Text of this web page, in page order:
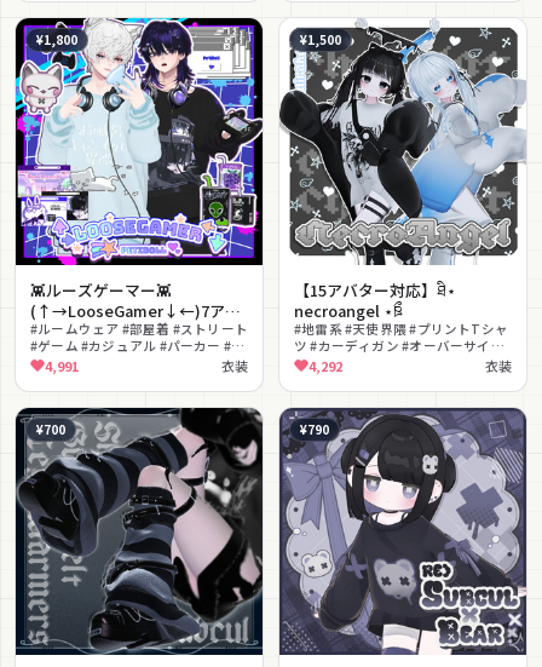
¥1,800
👾ルーズゲーマー👾
(↑→LooseGamer↓←)7アバ
ター対応
#ルームウェア #部屋着 #ストリート
#ゲーム #カジュアル #パーカー #ド
ット絵 #MA対応 #lilToon対応 #パ
ーティクル
4,991 衣装
¥1,500
【15アバター対応】ཐི⋆
necroangel ⋆ཋྀ
#地雷系 #天使界隈 #プリントTシャ
ツ #カーディガン #オーバーサイズ
#ニーハイ #MA対応 #lilToon対応 #
モノトーン #病みかわいい
4,292 衣装
¥700 ¥790